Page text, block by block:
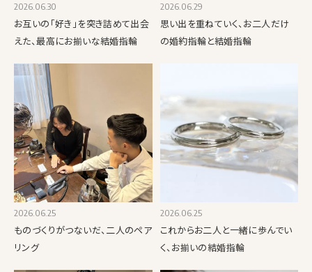
2026.06.30
お互いの「好き」を突き詰めて出会
えた、最高にお揃いな結婚指輪
2026.06.29
思い出を重ねていく、お二人だけ
の婚約指輪と結婚指輪
2026.06.25
ものづくりがつないだ、二人のペア
リング
2026.06.25
これからお二人と一緒に歩んでい
く、お揃いの結婚指輪